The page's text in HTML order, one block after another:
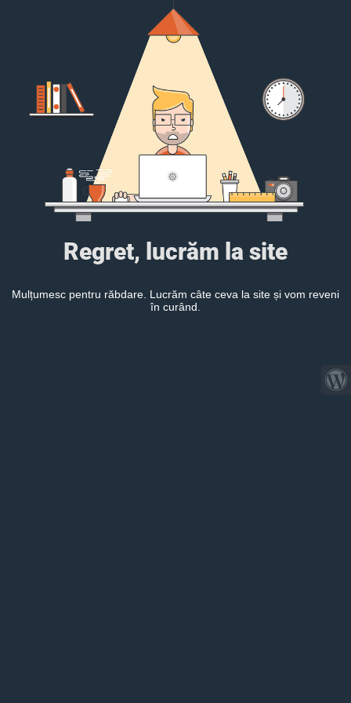
Regret, lucrăm la site
Mulțumesc pentru răbdare. Lucrăm câte ceva la site și vom reveni
în curând.